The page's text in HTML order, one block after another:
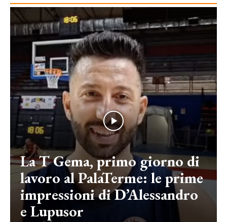
La T Gema, primo giorno di
lavoro al PalaTerme: le prime
impressioni di D’Alessandro
e Lupusor